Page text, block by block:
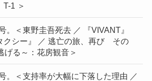
T-1 ＞
。＜東野圭吾死去 ／ 『VIVANT』
クシー』 ／ 逃亡の旅、再び その
る～：花房観音＞
。＜支持率が大幅に下落した理由 ／